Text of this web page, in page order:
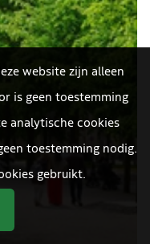
website zijn alleen
is geen toestemming
analytische cookies
toestemming nodig.
gebruikt.